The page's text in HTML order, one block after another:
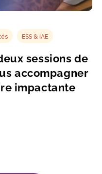
ESS & IAE
sessions de
accompagner
impactante